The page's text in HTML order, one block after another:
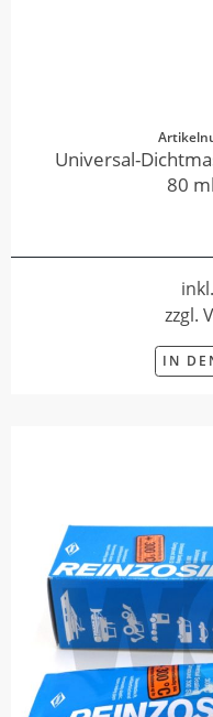
Universal-
80
zzgl.
IN